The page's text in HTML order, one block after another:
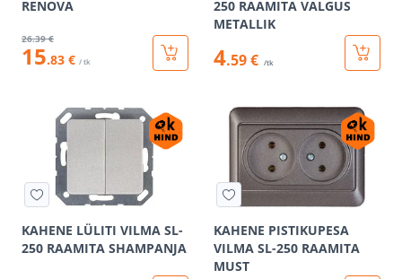
RENOVA
26.39 €
15.83 € / tk
250 RAAMITA VALGUS
METALLIK
4.59 € /tk
KAHENE LÜLITI VILMA SL-
250 RAAMITA SHAMPANJA
KAHENE PISTIKUPESA
VILMA SL-250 RAAMITA
MUST